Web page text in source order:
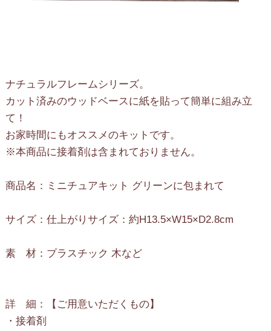
ナチュラルフレームシリーズ。
カット済みのウッドベースに紙を貼って簡単に組み立
て！
お家時間にもオススメのキットです。
※本商品に接着剤は含まれておりません。
商品名：ミニチュアキット グリーンに包まれて
サイズ：仕上がりサイズ：約H13.5×W15×D2.8cm
素 材：プラスチック 木など
詳 細：【ご用意いただくもの】
・接着剤